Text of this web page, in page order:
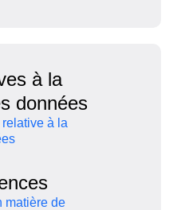
à la
données
à la
matière de